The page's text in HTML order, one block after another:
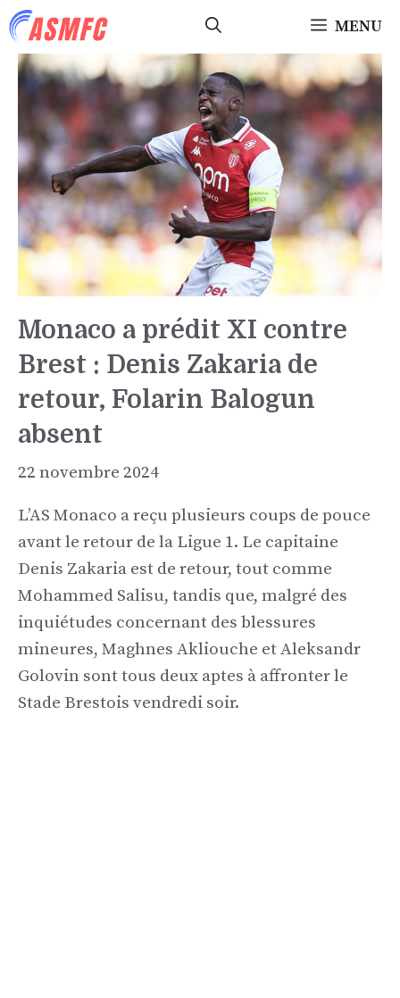
Aller
au
contenu
MENU
Monaco a prédit XI contre
Brest : Denis Zakaria de
retour, Folarin Balogun
absent
22 novembre 2024
L’AS Monaco a reçu plusieurs coups de pouce
avant le retour de la Ligue 1. Le capitaine
Denis Zakaria est de retour, tout comme
Mohammed Salisu, tandis que, malgré des
inquiétudes concernant des blessures
mineures, Maghnes Akliouche et Aleksandr
Golovin sont tous deux aptes à affronter le
Stade Brestois vendredi soir.